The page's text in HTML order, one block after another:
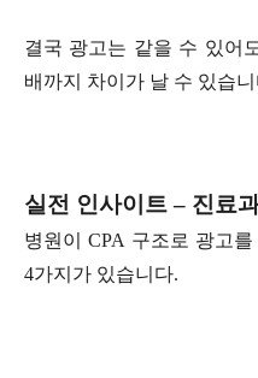
결국 광고는 같을 수 있어
배까지 차이가 날 수 있습니
실전 인사이트 – 진료
병원이 CPA 구조로 광고
4가지가 있습니다.